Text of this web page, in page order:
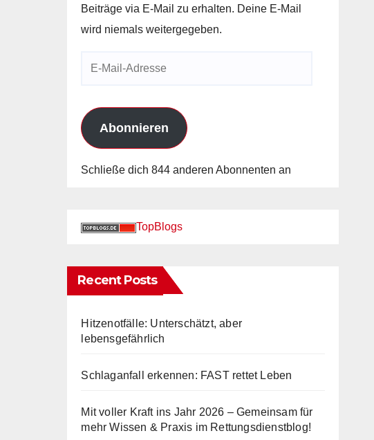
Beiträge via E-Mail zu erhalten. Deine E-Mail
wird niemals weitergegeben.
Abonnieren
Schließe dich 844 anderen Abonnenten an
TopBlogs
Recent Posts
Hitzenotfälle: Unterschätzt, aber
lebensgefährlich
Schlaganfall erkennen: FAST rettet Leben
Mit voller Kraft ins Jahr 2026 – Gemeinsam für
mehr Wissen & Praxis im Rettungsdienstblog!